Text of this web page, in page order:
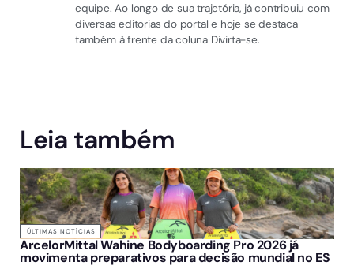
equipe. Ao longo de sua trajetória, já contribuiu com
diversas editorias do portal e hoje se destaca
também à frente da coluna Divirta-se.
Leia também
ÚLTIMAS NOTÍCIAS
ArcelorMittal Wahine Bodyboarding Pro 2026 já
movimenta preparativos para decisão mundial no ES